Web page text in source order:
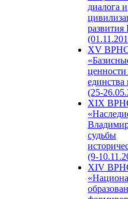
диалога и
развития
XV
единства
(25-
XIX
судьбы
(9-
XIV